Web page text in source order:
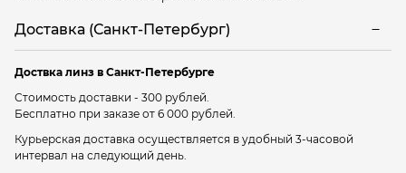
Доставка (Санкт-Петербург)
Доствка линз в Санкт-Петербурге
Стоимость доставки - 300 рублей.
Бесплатно при заказе от 6 000 рублей.
Курьерская доставка осуществляется в удобный 3-часовой
интервал на следующий день.